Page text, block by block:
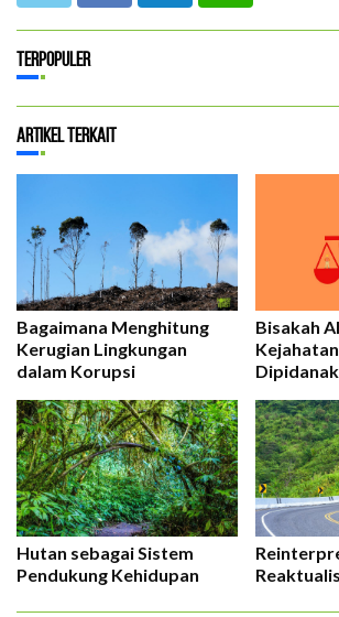
Terpopuler
Artikel Terkait
Bagaimana Menghitung
Kerugian Lingkungan
dalam Korupsi
Bisakah
Hutan sebagai Sistem
Pendukung Kehidupan